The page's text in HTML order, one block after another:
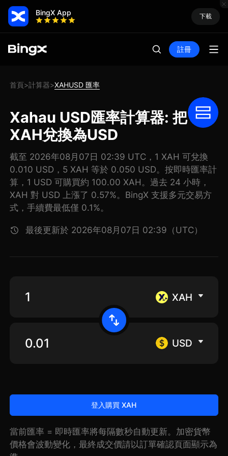
BingX App 下載
註冊
首頁>計算器>XAHUSD 匯率
Xahau USD匯率計算器: 把
XAH兌換為USD
截至 2026年08月07日 02:39 UTC，1 XAH 可兌換
0.010 USD，5 XAH 等於 0.050 USD。按即時匯率計
算，1 USD 可購買約 100.00 XAH。過去 24 小時，
XAH 對 USD 上漲了 0.57%。BingX 支援多元交易方
式，手續費最低僅 0.1%。
最後更新於 2026年08月07日 02:39（UTC）
XAH
USD
登入購買 XAH
當前匯率 = 即時匯率將每隔數秒自動更新。加密貨幣
價格會波動變化，最終成交價請以訂單確認頁面顯示為